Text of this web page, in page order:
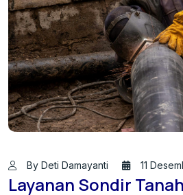
By Deti Damayanti 11
Layanan Sondir